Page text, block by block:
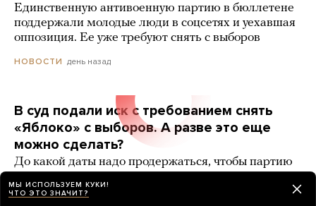
Единственную антивоенную партию в бюллетене
поддержали молодые люди в соцсетях и уехавшая
оппозиция. Ее уже требуют снять с выборов
НОВОСТИ день назад
В суд подали иск с требованием снять
«Яблоко» с выборов. А разве это еще
можно сделать?
До какой даты надо продержаться, чтобы партию
точно допустили?
РАЗБОР 7 карточек
МЫ ИСПОЛЬЗУЕМ КУКИ!
ЧТО ЭТО ЗНАЧИТ?